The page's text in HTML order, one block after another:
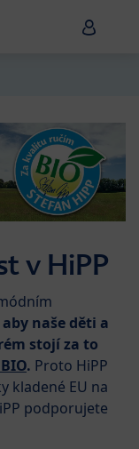
HiPP
v HiPP
aby naše děti a
stojí za to
. Proto HiPP
kladené EU na
podporujete